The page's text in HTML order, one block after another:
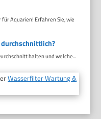
Aquarien! Erfahren Sie, wie
halten und welche...
Wasserfilter Wartung &